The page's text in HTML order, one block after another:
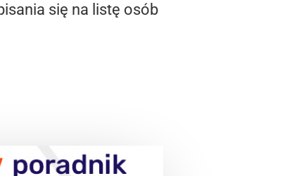
się na listę osób